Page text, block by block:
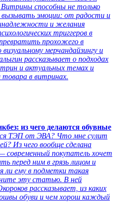
способны не только
вызывать эмоции: от радости и
и желания
триггеров в
прохожего в
мерчандайзингу и
рассказывает о подходах
и актуальных темах и
в витринах.
из чего делаются обувные
ТЭП от ЭВА? Что мне сулит
Из чего вообще сделана
покупатель хочет
перед ним в грязь лицом и
ли ему в подметки такая
эту статью. В ней
рассказывает, из каких
обуви и чем хорош каждый